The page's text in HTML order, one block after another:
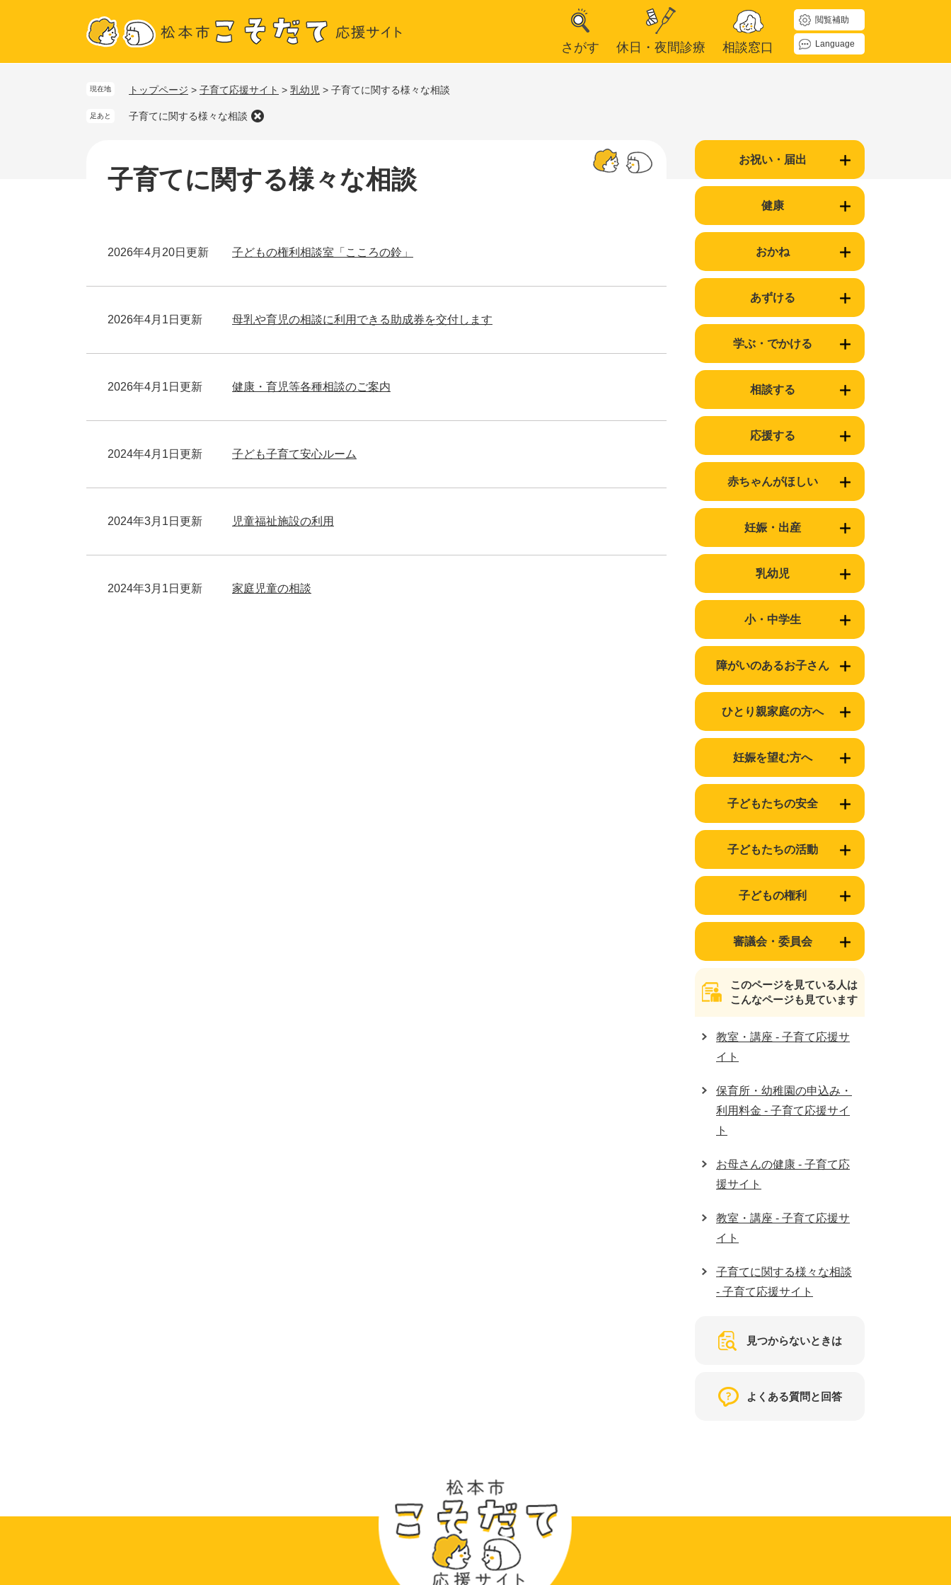
さがす 休日・夜間診療 相談窓口
閲覧補助
Language
現在地 トップページ > 子育て応援サイト > 乳幼児 > 子育てに関する様々な相談
足あと 子育てに関する様々な相談
子育てに関する様々な相談
2026年4月20日更新 子どもの権利相談室「こころの鈴」
2026年4月1日更新 母乳や育児の相談に利用できる助成券を交付します
2026年4月1日更新 健康・育児等各種相談のご案内
2024年4月1日更新 子ども子育て安心ルーム
2024年3月1日更新 児童福祉施設の利用
2024年3月1日更新 家庭児童の相談
お祝い・届出
健康
おかね
あずける
学ぶ・でかける
相談する
応援する
赤ちゃんがほしい
妊娠・出産
乳幼児
小・中学生
障がいのあるお子さん
ひとり親家庭の方へ
妊娠を望む方へ
子どもたちの安全
子どもたちの活動
子どもの権利
審議会・委員会
このページを見ている人は
こんなページも見ています
教室・講座 - 子育て応援サ
イト
保育所・幼稚園の申込み・
利用料金 - 子育て応援サイ
ト
お母さんの健康 - 子育て応
援サイト
教室・講座 - 子育て応援サ
イト
子育てに関する様々な相談
- 子育て応援サイト
見つからないときは
よくある質問と回答